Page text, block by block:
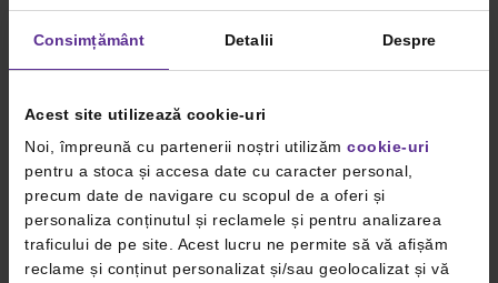
Consimțământ Detalii Despre
Acest site utilizează cookie-uri
Noi, împreună cu partenerii noștri utilizăm cookie-uri
pentru a stoca și accesa date cu caracter personal,
precum date de navigare cu scopul de a oferi și
personaliza conținutul și reclamele și pentru analizarea
traficului de pe site. Acest lucru ne permite să vă afișăm
reclame și conținut personalizat și/sau geolocalizat și vă